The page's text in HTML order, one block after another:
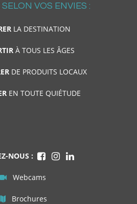
VOS ENVIES :
LA DESTINATION
À TOUS LES ÂGES
DE PRODUITS LOCAUX
EN TOUTE QUIÉTUDE
NOUS :
Webcams
Brochures